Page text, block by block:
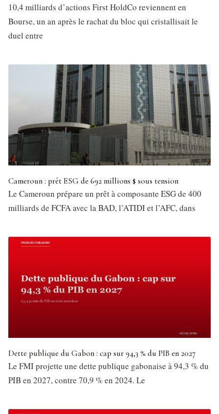
10,4 milliards d’actions First HoldCo reviennent en
Bourse, un an après le rachat du bloc qui cristallisait le
duel entre
Cameroun : prêt ESG de 692 millions $ sous tension
Le Cameroun prépare un prêt à composante ESG de 400
milliards de FCFA avec la BAD, l’ATIDI et l’AFC, dans
Dette publique du Gabon : cap sur 94,3 % du PIB en 2027
Le FMI projette une dette publique gabonaise à 94,3 % du
PIB en 2027, contre 70,9 % en 2024. Le